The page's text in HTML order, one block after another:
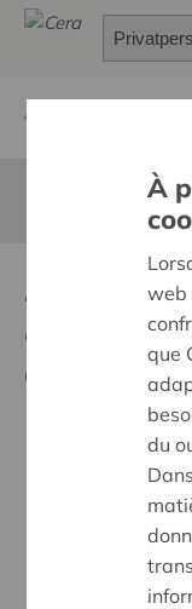
Diese Seite
4,00%
de
À
web
que
du